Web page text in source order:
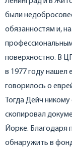
были
обязанностям и,
поверхностно. В
в 1977 году нашел
говорилось о
Тогда Дейч никому
скопировал
Йорке. Благодаря
обнаружить в